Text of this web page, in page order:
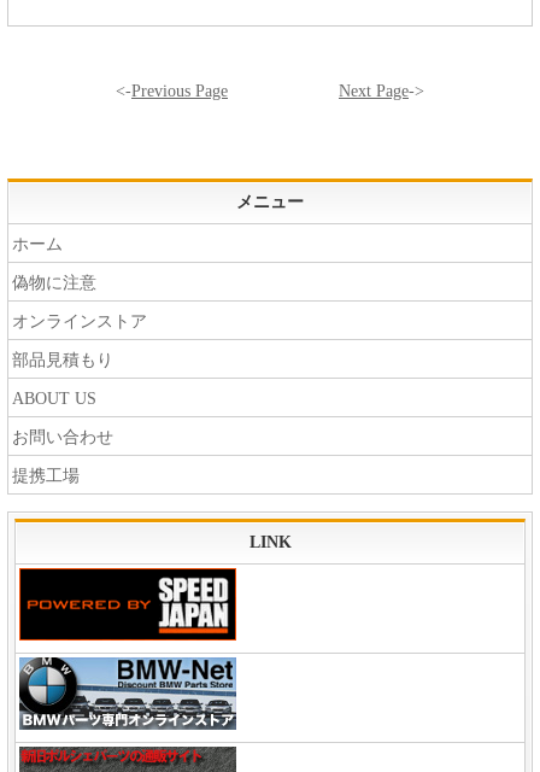
<-Previous Page Next Page->
メニュー
ホーム
偽物に注意
オンラインストア
部品見積もり
ABOUT US
お問い合わせ
提携工場
LINK